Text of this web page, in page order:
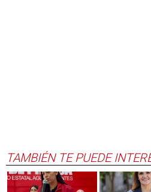
TAMBIÉN TE PUEDE